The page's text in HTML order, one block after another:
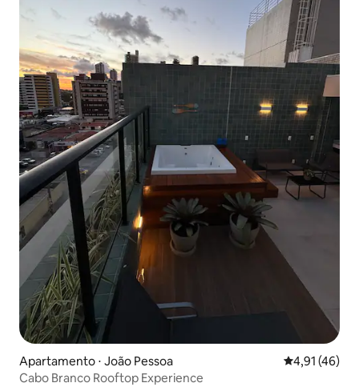
Apartamento ⋅ João Pessoa 4,91 de uma
4,91 (46)
Cabo Branco Rooftop Experience